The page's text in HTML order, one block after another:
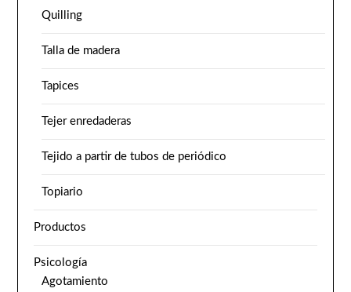
Quilling
Talla de madera
Tapices
Tejer enredaderas
Tejido a partir de tubos de periódico
Topiario
Productos
Psicología
Agotamiento